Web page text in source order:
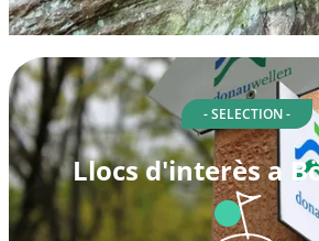
- SELECTION -
Llocs d'interès a